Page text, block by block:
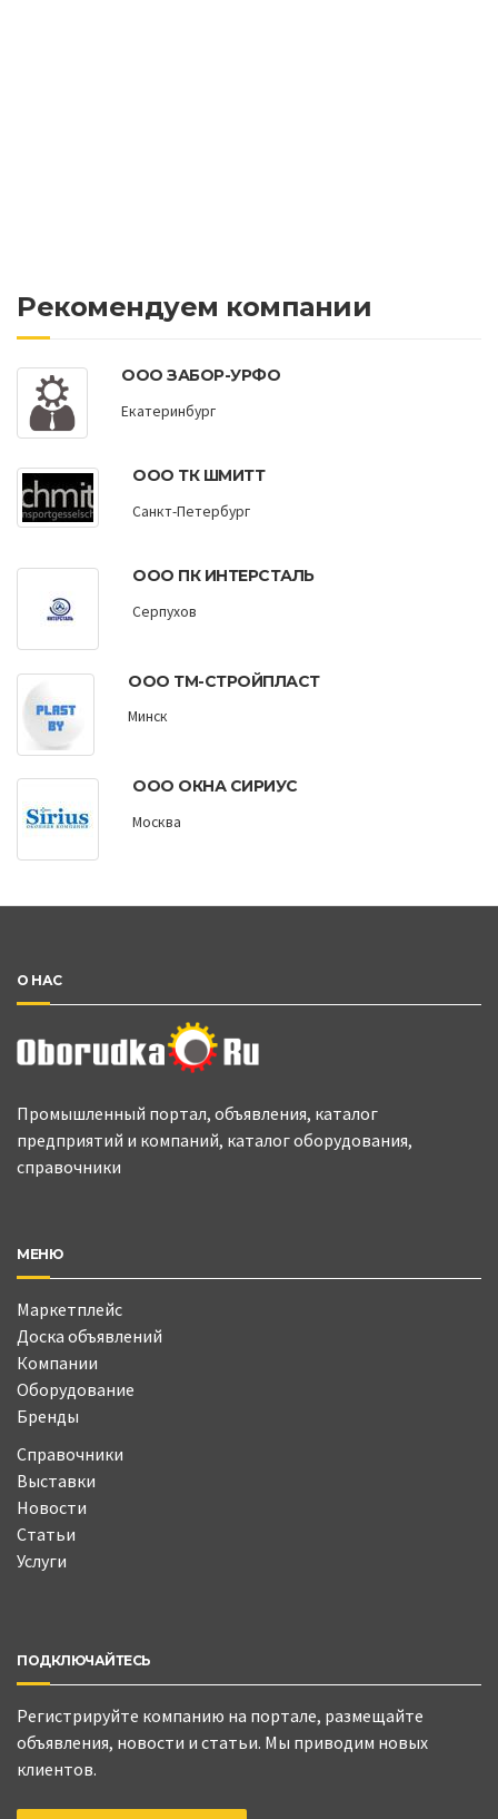
Рекомендуем компании
ООО ЗАБОР-УРФО
Екатеринбург
ООО ТК ШМИТТ
Санкт-Петербург
ООО ПК ИНТЕРСТАЛЬ
Серпухов
ООО ТМ-СТРОЙПЛАСТ
Минск
ООО ОКНА СИРИУС
Москва
О НАС
Промышленный портал, объявления, каталог
предприятий и компаний, каталог оборудования,
справочники
МЕНЮ
Маркетплейс
Доска объявлений
Компании
Оборудование
Бренды
Справочники
Выставки
Новости
Статьи
Услуги
ПОДКЛЮЧАЙТЕСЬ
Регистрируйте компанию на портале, размещайте
объявления, новости и статьи. Мы приводим новых
клиентов.